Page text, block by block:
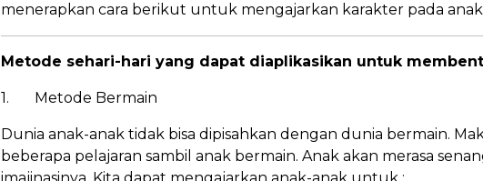
menerapkan cara berikut untuk mengajarkan karakter pada
Metode sehari-hari yang dapat diaplikasikan untuk
1. Metode Bermain
Dunia anak-anak tidak bisa dipisahkan dengan dunia bermain.
beberapa pelajaran sambil anak bermain. Anak akan merasa